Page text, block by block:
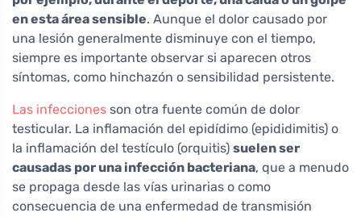
en esta área sensible. Aunque el dolor causado por
una lesión generalmente disminuye con el tiempo,
siempre es importante observar si aparecen otros
síntomas, como hinchazón o sensibilidad persistente.
Las infecciones son otra fuente común de dolor
testicular. La inflamación del epidídimo (epididimitis) o
la inflamación del testículo (orquitis) suelen ser
causadas por una infección bacteriana, que a menudo
se propaga desde las vías urinarias o como
consecuencia de una enfermedad de transmisión